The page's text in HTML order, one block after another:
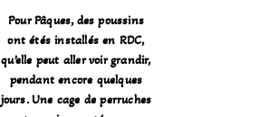
Pour Pâques, des poussins
ont étés installés en RDC,
qu’elle peut aller voir grandir,
pendant encore quelques
jours. Une cage de perruches